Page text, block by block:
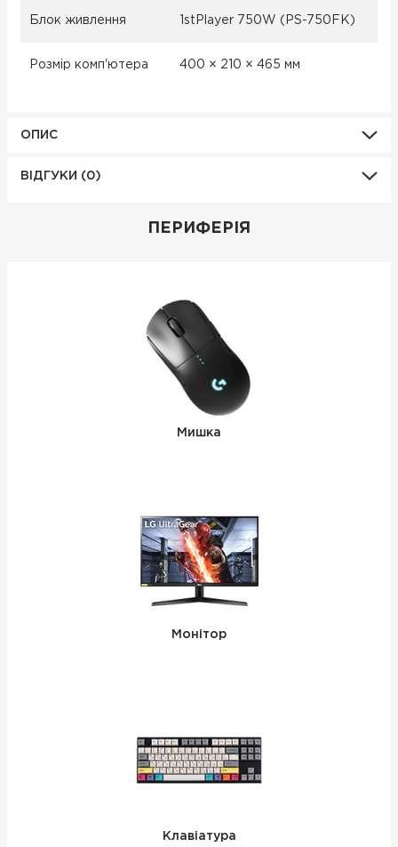
Блок живлення 1stPlayer 750W (PS-750FK)
Розмір комп'ютера 400 × 210 × 465 мм
ОПИС
ВІДГУКИ (0)
ПЕРИФЕРІЯ
Мишка
Монітор
Клавіатура